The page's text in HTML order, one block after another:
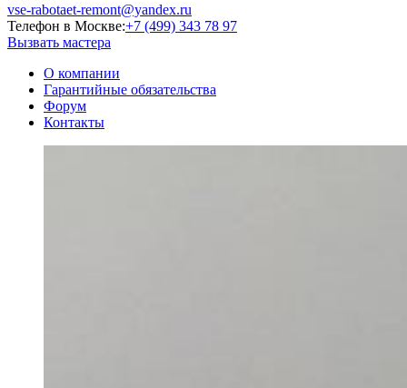
vse-rabotaet-remont@yandex.ru
Телефон в Москве:+7 (499) 343 78 97
Вызвать мастера
О компании
Гарантийные обязательства
Форум
Контакты